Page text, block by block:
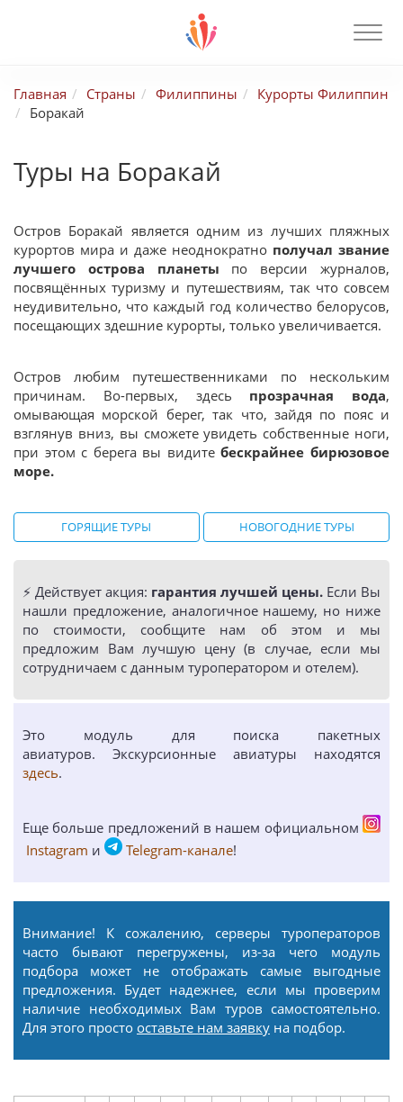
Главная Страны Филиппины
Курорты Филиппин
Боракай
Туры на Боракай
Остров Боракай является одним из лучших пляжных
курортов мира и даже неоднократно получал звание
лучшего острова планеты по версии журналов,
посвящённых туризму и путешествиям, так что совсем
неудивительно, что каждый год количество белорусов,
посещающих здешние курорты, только увеличивается.
Остров любим путешественниками по нескольким
причинам. Во-первых, здесь прозрачная вода,
омывающая морской берег, так что, зайдя по пояс и
взглянув вниз, вы сможете увидеть собственные ноги,
при этом с берега вы видитебескрайнее бирюзовое
море.
ГОРЯЩИЕ ТУРЫ НОВОГОДНИЕ ТУРЫ
⚡️ Действует акция: гарантия лучшей цены. Если Вы
нашли предложение, аналогичное нашему, но ниже
по стоимости, сообщите нам об этом и мы
предложим Вам лучшую цену (в случае, если мы
сотрудничаем с данным туроператором и отелем).
Это модуль для поиска пакетных
авиатуров. Экскурсионные авиатуры находятся
здесь.
Еще больше предложений в нашем официальном
Instagram и Telegram-канале!
Внимание! К сожалению, серверы туроператоров
часто бывают перегружены, из-за чего модуль
подбора может не отображать самые выгодные
предложения. Будет надежнее, если мы проверим
наличие необходимых Вам туров самостоятельно.
Для этого просто оставьте нам заявку на подбор.